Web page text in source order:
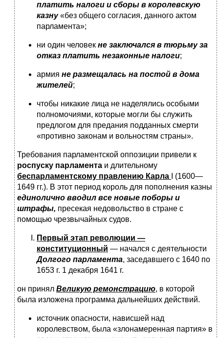
платить налоги и сборы в королевскую
казну«без общего согласия, данного актом
парламента»;
ни один человек не заключался в тюрьму за
отказ платить незаконные налоги;
армия не размещалась на постой в дома
жителей;
чтобы никакие лица не наделялись особыми
полномочиями, которые могли бы служить
предлогом для предания подданных смерти
«противно законам и вольностям страны».
Требования парламентской оппозиции привели к
роспуску парламента и длительному
беспарламентскому правлению Карла
I (1600—
1649 гг.). В этот период король для пополнения казны
единолично вводил все новые поборы и
штрафы, пресекая недовольство в стране с
помощью чрезвычайных судов.
Первый этап революции —
конституционный — начался с деятельности
Долгого парламента, заседавшего с 1640 по
1653 г. 1 декабря 1641 г.
он принял Великую ремонстрацию, в которой
была изложена программа дальнейших действий.
источник опасности, нависшей над
королевством, была «злонамеренная партия» в